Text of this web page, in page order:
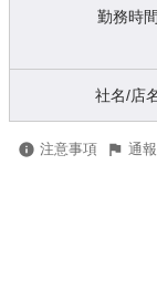
勤務時間
社名/店
注意事項 通報